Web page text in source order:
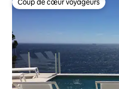
Coup de cœur voyageurs
Coup de cœur voyageurs